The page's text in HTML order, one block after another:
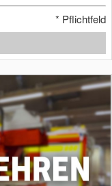
* Pflichtfeld